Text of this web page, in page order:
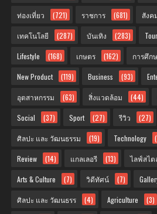
ท่องเที่ยว (721) ราชการ (681) สังค
เทคโนโลยี (287) บันเทิง (283)
Lifestyle (168) เกษตร (162) การศึก
New Product (119) Business (93)
อุตสาหกรรม (63) สิ่งแวดล้อม (44)
Social (37) Sport (27) รีวิว (27)
ศิลปะ และ วัฒนธรรม (19) Technology
Review (14) แกลเลอรี (13) ไลฟ์สไต
Arts & Culture (7) วิดีทัศน์ (7)
ศิลปะ และ วัฒนธรร (4) Agriculture (3)